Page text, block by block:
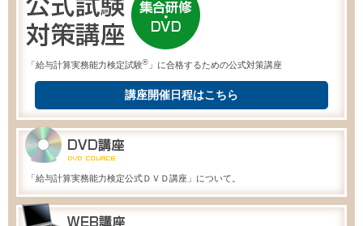
「給与計算実務能力検定試験® 」に合格するための公式対策講座
講座開催日程はこちら
「給与計算実務能力検定公式ＤＶＤ講座」について。